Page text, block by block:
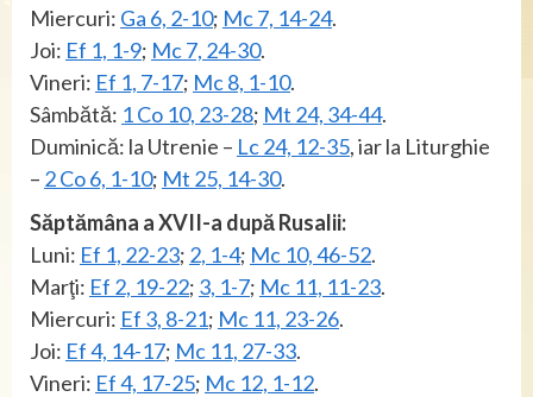
Miercuri: Ga 6, 2-10; Mc 7, 14-24.
Joi: Ef 1, 1-9; Mc 7, 24-30.
Vineri: Ef 1, 7-17; Mc 8, 1-10.
Sâmbătă: 1 Co 10, 23-28; Mt 24, 34-44.
Duminică: la Utrenie – Lc 24, 12-35, iar la Liturghie
– 2 Co 6, 1-10; Mt 25, 14-30.
Săptămâna a XVII-a după Rusalii:
Luni: Ef 1, 22-23; 2, 1-4; Mc 10, 46-52.
Marţi: Ef 2, 19-22; 3, 1-7; Mc 11, 11-23.
Miercuri: Ef 3, 8-21; Mc 11, 23-26.
Joi: Ef 4, 14-17; Mc 11, 27-33.
Vineri: Ef 4, 17-25; Mc 12, 1-12.